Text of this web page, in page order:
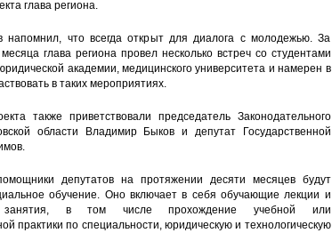
глава региона.
напомнил, что всегда открыт для диалога с молодежью. За
глава региона провел несколько встреч со студентами
академии, медицинского университета и намерен в
в таких мероприятиях.
также приветствовали председатель Законодательного
области Владимир Быков и депутат Государственной
депутатов на протяжении десяти месяцев будут
обучение. Оно включает в себя обучающие лекции и
занятия, в том числе прохождение учебной или
практики по специальности, юридическую и технологическую